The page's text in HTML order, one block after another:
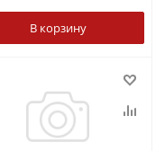
В корзину